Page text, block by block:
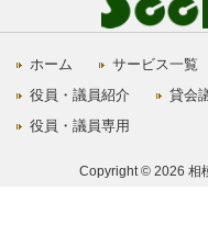
ホーム サービス一覧
役員・議員紹介
貸会
役員・議員専用
Copyright © 2026 相